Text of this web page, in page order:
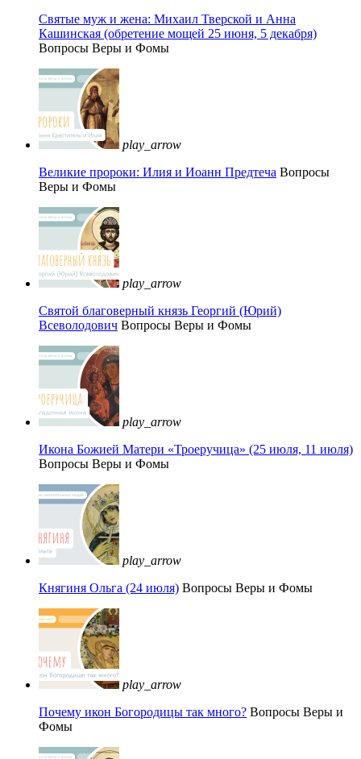
Святые муж и жена: Михаил Тверской и Анна
Кашинская (обретение мощей 25 июня, 5 декабря)
Вопросы Веры и Фомы
play_arrow
Великие пророки: Илия и Иоанн Предтеча Вопросы
Веры и Фомы
play_arrow
Святой благоверный князь Георгий (Юрий)
Всеволодович Вопросы Веры и Фомы
play_arrow
Икона Божией Матери «Троеручица» (25 июля, 11 июля)
Вопросы Веры и Фомы
play_arrow
Княгиня Ольга (24 июля) Вопросы Веры и Фомы
play_arrow
Почему икон Богородицы так много? Вопросы Веры и
Фомы